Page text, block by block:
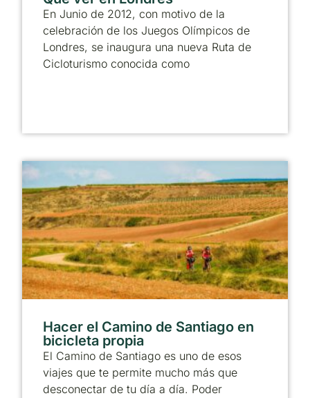
En Junio de 2012, con motivo de la
celebración de los Juegos Olímpicos de
Londres, se inaugura una nueva Ruta de
Cicloturismo conocida como
Hacer el Camino de Santiago en
bicicleta propia
El Camino de Santiago es uno de esos
viajes que te permite mucho más que
desconectar de tu día a día. Poder